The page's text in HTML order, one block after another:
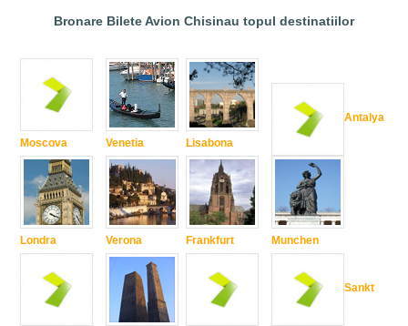
Bronare Bilete Avion Chisinau topul destinatiilor
Moscova
Londra
Venetia
Verona
Lisabona
Frankfurt
Antalya
Munchen
Sankt